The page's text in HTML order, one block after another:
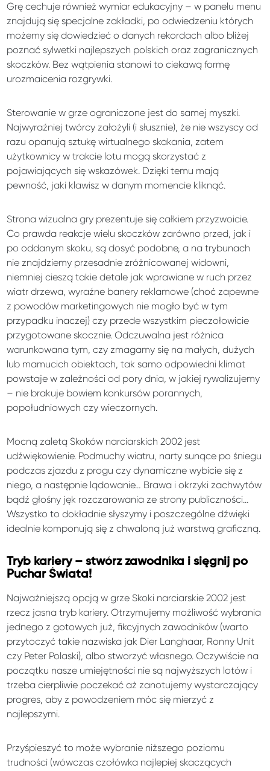
Grę cechuje również wymiar edukacyjny – w panelu menu
znajdują się specjalne zakładki, po odwiedzeniu których
możemy się dowiedzieć o danych rekordach albo bliżej
poznać sylwetki najlepszych polskich oraz zagranicznych
skoczków. Bez wątpienia stanowi to ciekawą formę
urozmaicenia rozgrywki.
Sterowanie w grze ograniczone jest do samej myszki.
Najwyraźniej twórcy założyli (i słusznie), że nie wszyscy od
razu opanują sztukę wirtualnego skakania, zatem
użytkownicy w trakcie lotu mogą skorzystać z
pojawiających się wskazówek. Dzięki temu mają
pewność, jaki klawisz w danym momencie kliknąć.
Strona wizualna gry prezentuje się całkiem przyzwoicie.
Co prawda reakcje wielu skoczków zarówno przed, jak i
po oddanym skoku, są dosyć podobne, a na trybunach
nie znajdziemy przesadnie zróżnicowanej widowni,
niemniej cieszą takie detale jak wprawiane w ruch przez
wiatr drzewa, wyraźne banery reklamowe (choć zapewne
z powodów marketingowych nie mogło być w tym
przypadku inaczej) czy przede wszystkim pieczołowicie
przygotowane skocznie. Odczuwalna jest różnica
warunkowana tym, czy zmagamy się na małych, dużych
lub mamucich obiektach, tak samo odpowiedni klimat
powstaje w zależności od pory dnia, w jakiej rywalizujemy
– nie brakuje bowiem konkursów porannych,
popołudniowych czy wieczornych.
Mocną zaletą Skoków narciarskich 2002 jest
udźwiękowienie. Podmuchy wiatru, narty sunące po śniegu
podczas zjazdu z progu czy dynamiczne wybicie się z
niego, a następnie lądowanie… Brawa i okrzyki zachwytów
bądź głośny jęk rozczarowania ze strony publiczności…
Wszystko to dokładnie słyszymy i poszczególne dźwięki
idealnie komponują się z chwaloną już warstwą graficzną.
Tryb kariery – stwórz zawodnika i sięgnij po
Puchar Świata!
Najważniejszą opcją w grze Skoki narciarskie 2002 jest
rzecz jasna tryb kariery. Otrzymujemy możliwość wybrania
jednego z gotowych już, fikcyjnych zawodników (warto
przytoczyć takie nazwiska jak Dier Langhaar, Ronny Unit
czy Peter Polaski), albo stworzyć własnego. Oczywiście na
początku nasze umiejętności nie są najwyższych lotów i
trzeba cierpliwie poczekać aż zanotujemy wystarczający
progres, aby z powodzeniem móc się mierzyć z
najlepszymi.
Przyśpieszyć to może wybranie niższego poziomu
trudności (wówczas czołówka najlepiej skaczących